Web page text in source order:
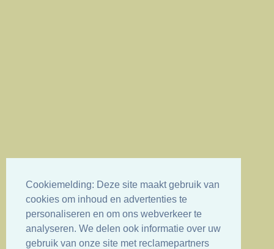
Cookiemelding: Deze site maakt gebruik van
cookies om inhoud en advertenties te
personaliseren en om ons webverkeer te
analyseren. We delen ook informatie over uw
gebruik van onze site met reclamepartners